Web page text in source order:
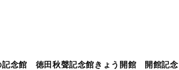
念館 徳田秋聲記念館きょう開館 開館記念